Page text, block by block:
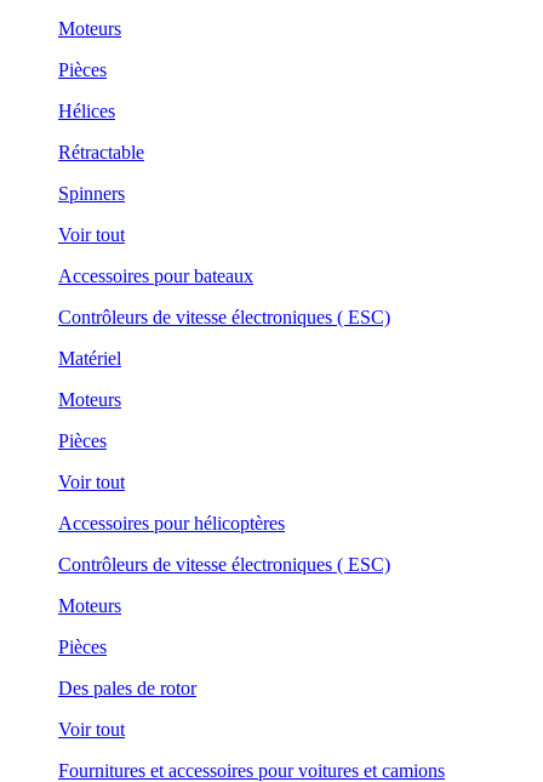
Moteurs
Pièces
Hélices
Rétractable
Spinners
Voir tout
Accessoires pour bateaux
Contrôleurs de vitesse électroniques ( ESC)
Matériel
Moteurs
Pièces
Voir tout
Accessoires pour hélicoptères
Contrôleurs de vitesse électroniques ( ESC)
Moteurs
Pièces
Des pales de rotor
Voir tout
Fournitures et accessoires pour voitures et camions